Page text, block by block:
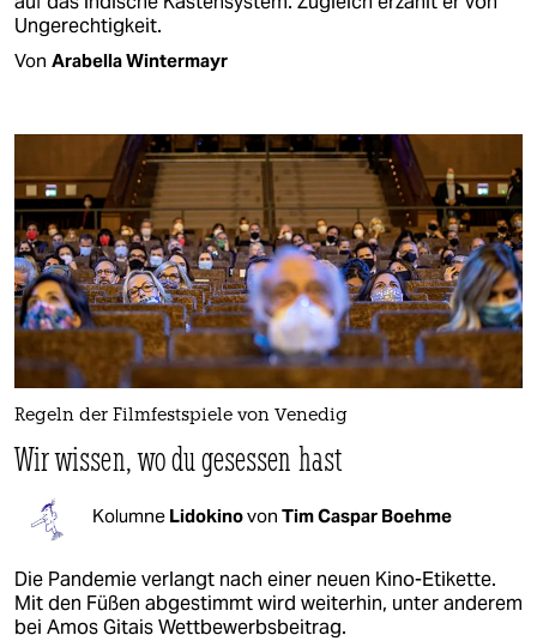
Ungerechtigkeit.
Von Arabella Wintermayr
Regeln der Filmfestspiele von Venedig
Wir wissen, wo du gesessen hast
Kolumne Lidokinovon Tim Caspar Boehme
Die Pandemie verlangt nach einer neuen Kino-Etikette.
Mit den Füßen abgestimmt wird weiterhin, unter anderem
bei Amos ­Gitais Wettbewerbsbeitrag.